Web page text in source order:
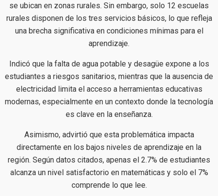
se ubican en zonas rurales. Sin embargo, solo 12 escuelas
rurales disponen de los tres servicios básicos, lo que refleja
una brecha significativa en condiciones mínimas para el
aprendizaje.
Indicó que la falta de agua potable y desagüe expone a los
estudiantes a riesgos sanitarios, mientras que la ausencia de
electricidad limita el acceso a herramientas educativas
modernas, especialmente en un contexto donde la tecnología
es clave en la enseñanza.
Asimismo, advirtió que esta problemática impacta
directamente en los bajos niveles de aprendizaje en la
región. Según datos citados, apenas el 2.7% de estudiantes
alcanza un nivel satisfactorio en matemáticas y solo el 7%
comprende lo que lee.